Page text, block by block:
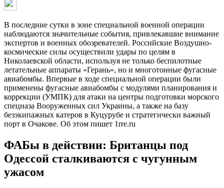
В последние сутки в зоне специальной военной операции
наблюдаются значительные события, привлекавшие внимание
экспертов и военных обозревателей. Российские Воздушно-
космические силы осуществили удары по целям в
Николаевской области, используя не только беспилотные
летательные аппараты «Герань», но и многотонные фугасные
авиабомбы. Впервые в ходе специальной операции были
применены фугасные авиабомбы с модулями планирования и
коррекции (УМПК) для атаки на центры подготовки морского
спецназа Вооруженных сил Украины, а также на базу
безэкипажных катеров в Куцурубе и стратегически важный
порт в Очакове. Об этом пишет 1rre.ru
ФАБы в действии: Британцы под
Одессой сталкиваются с чугунным
ужасом